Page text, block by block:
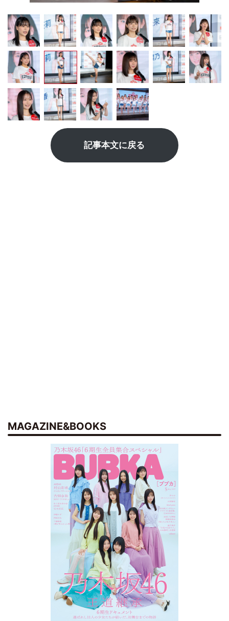
記事本文に戻る
MAGAZINE&BOOKS